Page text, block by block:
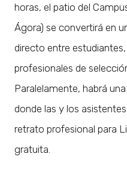
horas, el patio del
Ágora) se convertirá en
directo entre
profesionales de
Paralelamente, habrá
donde las y los
retrato profesional para
gratuita.